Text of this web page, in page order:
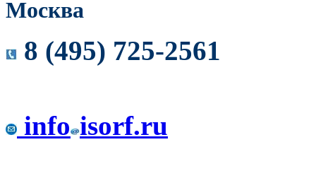
Москва
8 (495) 725-2561
info isorf.ru